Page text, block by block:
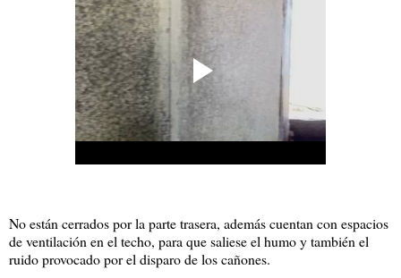
No están cerrados por la parte trasera, además cuentan con espacios
de ventilación en el techo, para que saliese el humo y también el
ruido provocado por el disparo de los cañones.